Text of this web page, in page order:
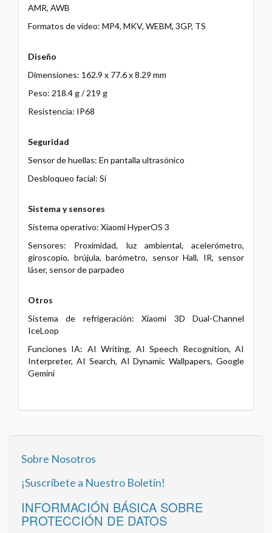
AMR, AWB
Formatos de vídeo: MP4, MKV, WEBM, 3GP, TS
Diseño
Dimensiones: 162.9 x 77.6 x 8.29 mm
Peso: 218.4 g / 219 g
Resistencia: IP68
Seguridad
Sensor de huellas: En pantalla ultrasónico
Desbloqueo facial: Sí
Sistema y sensores
Sistema operativo: Xiaomi HyperOS 3
Sensores: Proximidad, luz ambiental, acelerómetro,
giroscopio, brújula, barómetro, sensor Hall, IR, sensor
láser, sensor de parpadeo
Otros
Sistema de refrigeración: Xiaomi 3D Dual-Channel
IceLoop
Funciones IA: AI Writing, AI Speech Recognition, AI
Interpreter, AI Search, AI Dynamic Wallpapers, Google
Gemini
Sobre Nosotros
¡Suscríbete a Nuestro Boletín!
INFORMACIÓN BÁSICA SOBRE
PROTECCIÓN DE DATOS